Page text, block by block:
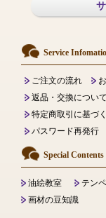
Service
ご注文の流れ
返品・交換について
特定商取引に基づ
パスワード再発行
Special
油絵教室 テン
画材の豆知識